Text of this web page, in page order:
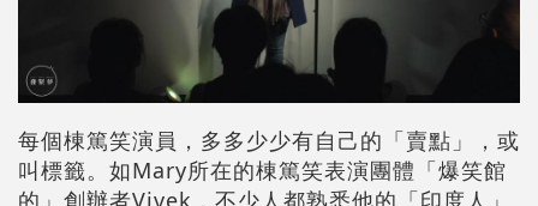
每個棟篤笑演員，多多少少有自己的「賣點」，或
叫標籤。如Mary所在的棟篤笑表演團體「爆笑館
的」創辦者Vivek，不少人都熟悉他的「印度人」